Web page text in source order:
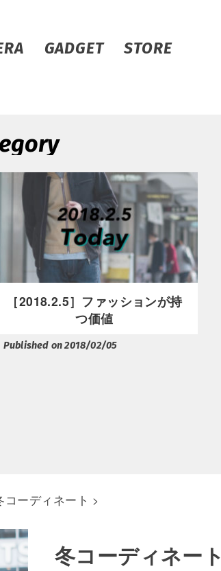
GADGET STORE
［2018.2.5］ファッションが持
つ価値
Published on 2018/02/05
コーディネート >
冬コーディネート